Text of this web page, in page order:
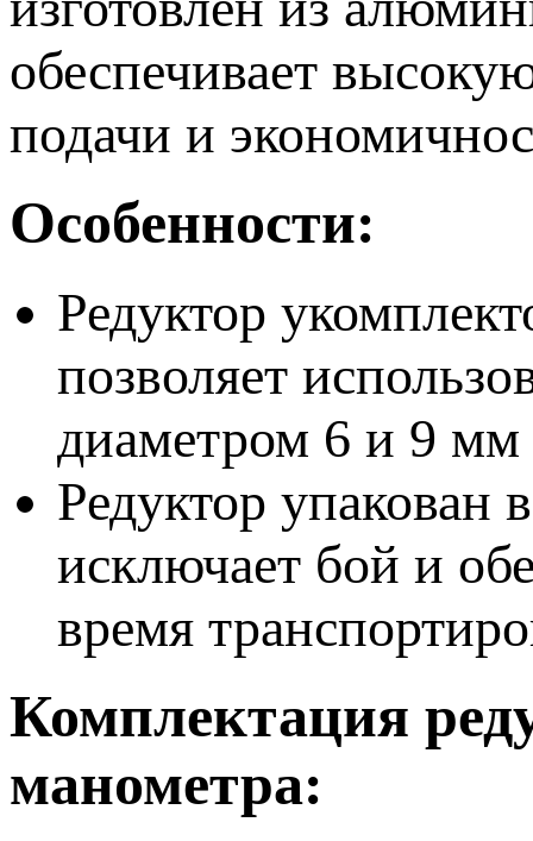
обеспечивает
подачи и
Особенности:
Редуктор
позволяет
диаметром 6 и 9 мм
Редуктор упакован
исключает бой и
время
Комплектация
манометра: